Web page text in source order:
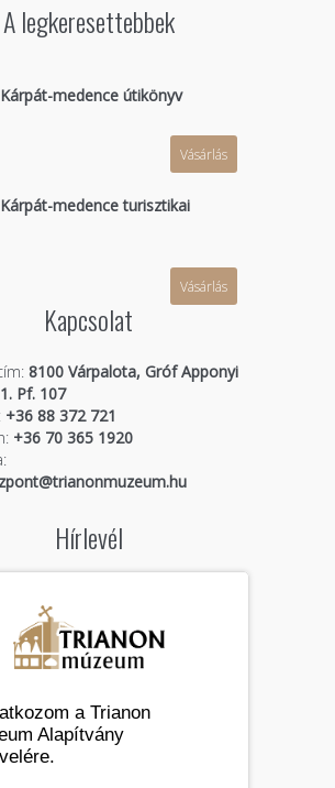
A legkeresettebbek
medence útikönyv
Vásárlás
medence turisztikai
Vásárlás
Kapcsolat
8100 Várpalota, Gróf Apponyi
Pf. 107
+36 88 372 721
+36 70 365 1920
Hírlevél